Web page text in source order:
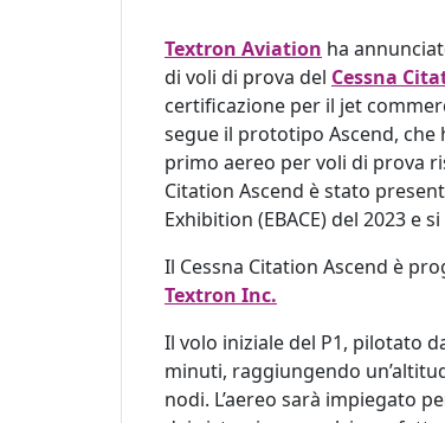
Textron Aviation ha
di voli di prova del Cessna
certificazione per il jet
segue il prototipo Ascend, che
primo aereo per voli di prova
Citation Ascend è stato
Exhibition (EBACE) del 2023 e
Il Cessna Citation Ascend è
Textron Inc.
Il volo iniziale del P1, pilotato
minuti, raggiungendo
nodi. L’aereo sarà impiegato